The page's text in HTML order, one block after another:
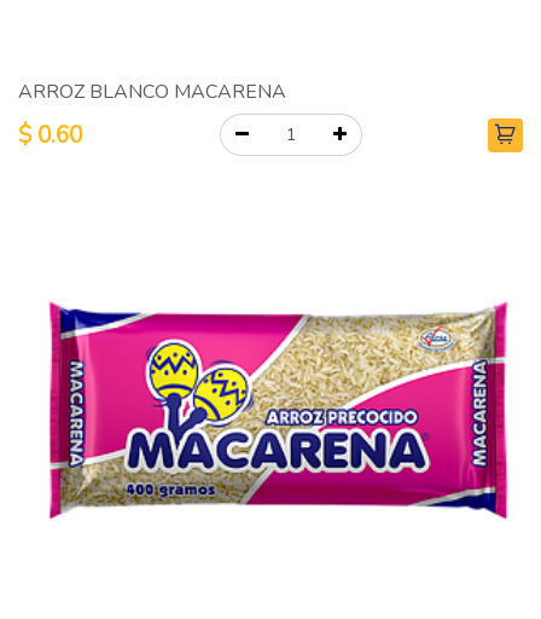
ARROZ BLANCO MACARENA
$0.60